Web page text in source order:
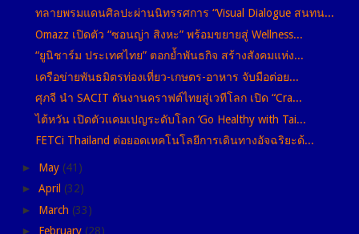
ทลายพรมแดนศิลปะผ่านนิทรรศการ “Visual Dialogue สนทน...
Omazz เปิดตัว “ซอนญ่า สิงหะ” พร้อมขยายสู่ Wellness...
“ยูนิชาร์ม ประเทศไทย” ตอกย้ำพันธกิจ สร้างสังคมแห่ง...
เครือข่ายพันธมิตรท่องเที่ยว-เกษตร-อาหาร จับมือต่อย...
ศุภจี นำ SACIT ดันงานคราฟต์ไทยสู่เวทีโลก เปิด “Cra...
ไต้หวัน เปิดตัวแคมเปญระดับโลก ‘Go Healthy with Tai...
FETCi Thailand ต่อยอดเทคโนโลยีการเดินทางอัจฉริยะด้...
► May (41)
► April (32)
► March (33)
► February (28)